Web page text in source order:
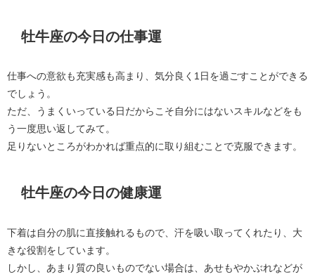
牡牛座の今日の仕事運
仕事への意欲も充実感も高まり、気分良く1日を過ごすことができる
でしょう。
ただ、うまくいっている日だからこそ自分にはないスキルなどをも
う一度思い返してみて。
足りないところがわかれば重点的に取り組むことで克服できます。
牡牛座の今日の健康運
下着は自分の肌に直接触れるもので、汗を吸い取ってくれたり、大
きな役割をしています。
しかし、あまり質の良いものでない場合は、あせもやかぶれなどが